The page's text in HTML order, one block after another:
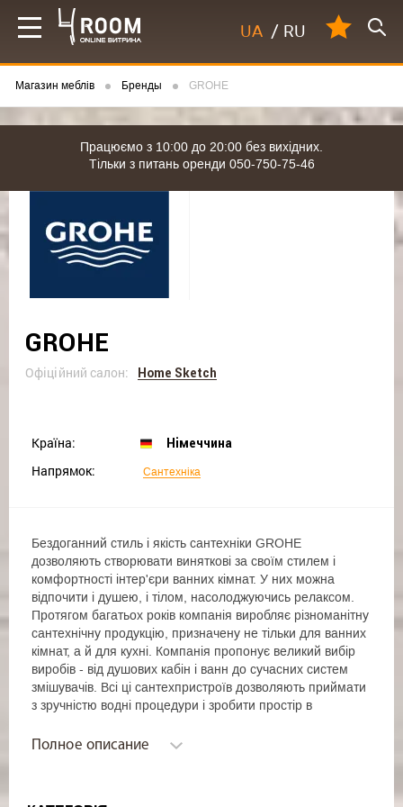
UA / RU
Магазин меблів Бренды GROHE
Працюємо з 10:00 до 20:00 без вихідних.
Тільки з питань оренди 050-750-75-46
GROHE
Офіційний салон: Home Sketch
Країна: Німеччина
Напрямок: Сантехніка
Бездоганний стиль і якість сантехніки GROHE
дозволяють створювати виняткові за своїм стилем і
комфортності інтер'єри ванних кімнат. У них можна
відпочити і душею, і тілом, насолоджуючись релаксом.
Протягом багатьох років компанія виробляє різноманітну
сантехнічну продукцію, призначену не тільки для ванних
кімнат, а й для кухні. Компанія пропонує великий вибір
виробів - від душових кабін і ванн до сучасних систем
змішувачів. Всі ці сантехпристроїв дозволяють приймати
з зручністю водні процедури і зробити простір в
В асортименті представлений великий вибір різних
Полное описание